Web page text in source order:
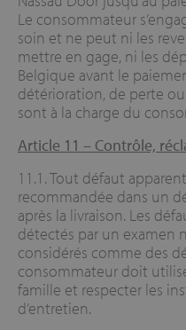
Le consommateur
soin et ne peut ni les
mettre en gage, ni les
Belgique avant le
détérioration, de perte
sont à la charge du
Article 11 – Contrôle,
11.1. Tout défaut
recommandée dans un
après la livraison. Les
détectés par un examen
considérés comme des
consommateur doit
famille et respecter les
d’entretien.